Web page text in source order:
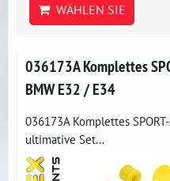
WÄHLEN SIE
036173A Komplettes
BMW E32 / E34
036173A Komplettes
ultimative Set...